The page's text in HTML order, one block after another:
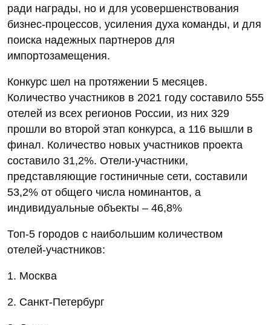
ради награды, но и для усовершенствования
бизнес-процессов, усиления духа команды, и для
поиска надежных партнеров для
импортозамещения.
Конкурс шел на протяжении 5 месяцев.
Количество участников в 2021 году составило 555
отелей из всех регионов России, из них 329
прошли во второй этап конкурса, а 116 вышли в
финал. Количество новых участников проекта
составило 31,2%. Отели-участники,
представляющие гостиничные сети, составили
53,2% от общего числа номинантов, а
индивидуальные объекты – 46,8%
Топ-5 городов с наибольшим количеством
отелей-участников:
1. Москва
2. Санкт-Петербург